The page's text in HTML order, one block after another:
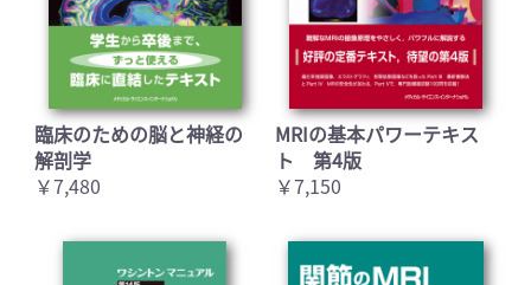
臨床のための脳と神経の
解剖学
￥7,480
MRIの基本パワーテキス
ト 第4版
￥7,150